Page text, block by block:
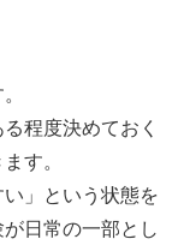
程度決めておく
す。
」という状態を
日常の一部とし